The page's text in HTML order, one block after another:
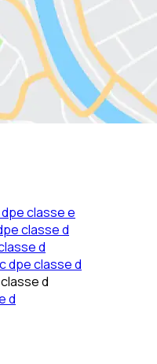
classe e
classe d
d
dpe classe d
d
d